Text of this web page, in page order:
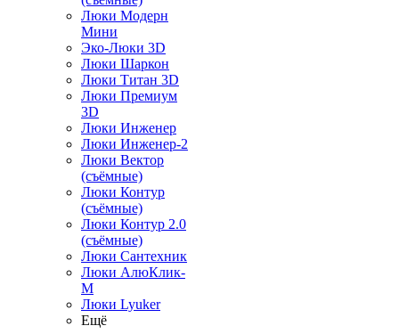
Люки Модерн
Мини
Эко-Люки 3D
Люки Шаркон
Люки Титан 3D
Люки Премиум
3D
Люки Инженер
Люки Инженер-2
Люки Вектор
(съёмные)
Люки Контур
(съёмные)
Люки Контур 2.0
(съёмные)
Люки Сантехник
Люки АлюКлик-
М
Люки Lyuker
Ещё